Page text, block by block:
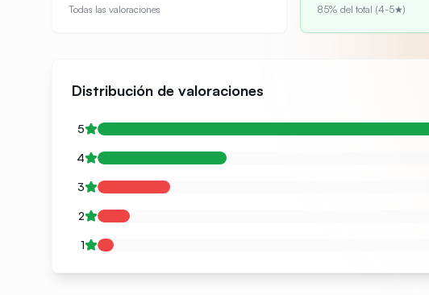
Todas las valoraciones 85% del total (4-5★)
Distribución de valoraciones
5
4
3
2
1